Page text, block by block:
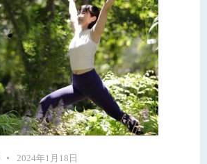
2024年1月18日